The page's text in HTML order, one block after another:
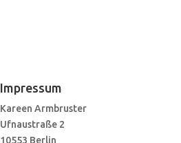
Impressum
Kareen Armbruster
Ufnaustraße 2
10553 Berlin